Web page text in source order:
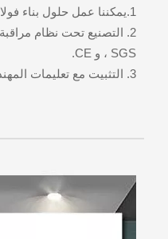
1.يمكننا عمل حلول بناء فولاذية كاملة حسب طلب الزبون.
، SGS و CE.
3. التثبيت مع تعليمات المهندسين ذوي الخبرة.